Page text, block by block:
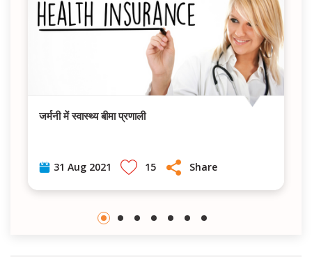
जर्मनी में स्वास्थ्य बीमा प्रणाली
31 Aug 2021 15 Share